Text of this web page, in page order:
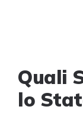
Quali
lo